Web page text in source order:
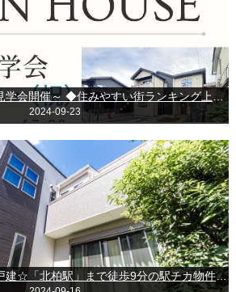
～今週・土・日！現地見学会開催～ ◆住みやすい街ランキング上位の守谷市に新邸爆☆誕！！
2024-09-23
☆我孫子市根戸 中古戸建☆「北柏駅」まで徒歩9分の駅チカ物件(*^^*)♪